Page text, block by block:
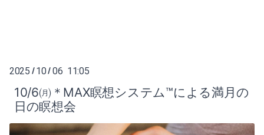
2025 / 10/ 06 11:05
10/6㈪＊MAX瞑想システム™による満月の
日の瞑想会